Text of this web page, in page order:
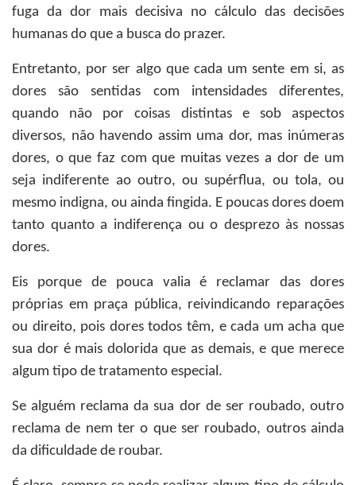
fuga da dor mais decisiva no cálculo das decisões
humanas do que a busca do prazer.
Entretanto, por ser algo que cada um sente em si, as
dores são sentidas com intensidades diferentes,
quando não por coisas distintas e sob aspectos
diversos, não havendo assim uma dor, mas inúmeras
dores, o que faz com que muitas vezes a dor de um
seja indiferente ao outro, ou supérflua, ou tola, ou
mesmo indigna, ou ainda fingida. E poucas dores doem
tanto quanto a indiferença ou o desprezo às nossas
dores.
Eis porque de pouca valia é reclamar das dores
próprias em praça pública, reivindicando reparações
ou direito, pois dores todos têm, e cada um acha que
sua dor é mais dolorida que as demais, e que merece
algum tipo de tratamento especial.
Se alguém reclama da sua dor de ser roubado, outro
reclama de nem ter o que ser roubado, outros ainda
da dificuldade de roubar.